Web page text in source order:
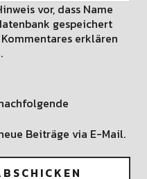
vor, dass Name
gespeichert
erklären
Beiträge via E-Mail.